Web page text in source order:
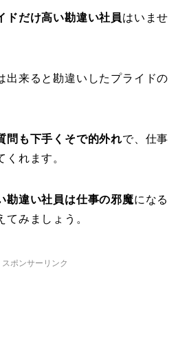
ドだけ高い勘違い社員はいませ
出来ると勘違いしたプライドの
問も下手くそで的外れで、仕事
くれます。
勘違い社員は仕事の邪魔になる
みましょう。
スポンサーリンク